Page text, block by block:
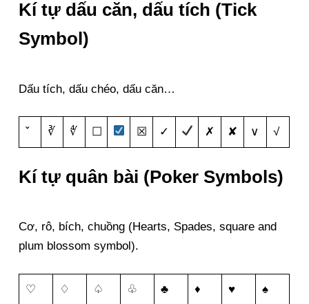
Kí tự dấu căn, dấu tích (Tick
Symbol)
Dấu tích, dấu chéo, dấu căn…
ˇ ∛ ∜ ☐ ☒ ✓ ✗ ✘ ∨ √
Kí tự quân bài (Poker Symbols)
Cơ, rô, bích, chuồng (Hearts, Spades, square and
plum blossom symbol).
♡ ♢ ♤ ♧ ♣ ♦ ♥ ♠